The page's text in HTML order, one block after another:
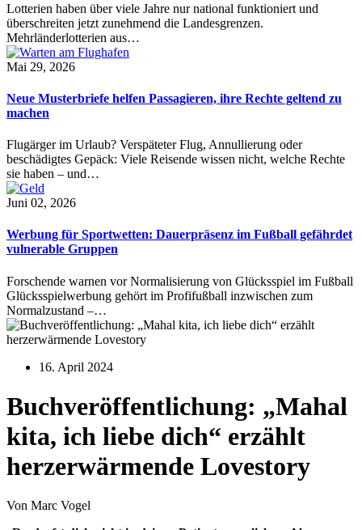
Lotterien haben über viele Jahre nur national funktioniert und
überschreiten jetzt zunehmend die Landesgrenzen.
Mehrländerlotterien aus…
Mai 29, 2026
Neue Musterbriefe helfen Passagieren, ihre Rechte geltend zu
machen
Flugärger im Urlaub? Verspäteter Flug, Annullierung oder
beschädigtes Gepäck: Viele Reisende wissen nicht, welche Rechte
sie haben – und…
Juni 02, 2026
Werbung für Sportwetten: Dauerpräsenz im Fußball gefährdet
vulnerable Gruppen
Forschende warnen vor Normalisierung von Glücksspiel im Fußball
Glücksspielwerbung gehört im Profifußball inzwischen zum
Normalzustand –…
16. April 2024
Buchveröffentlichung: „Mahal
kita, ich liebe dich“ erzählt
herzerwärmende Lovestory
Von Marc Vogel